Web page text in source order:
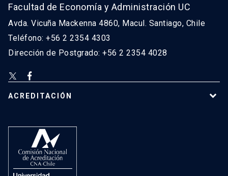
Facultad de Economía y Administración UC
Avda. Vicuña Mackenna 4860, Macul. Santiago, Chile
Teléfono: +56 2 2354 4303
Dirección de Postgrado: +56 2 2354 4028
ACREDITACIÓN